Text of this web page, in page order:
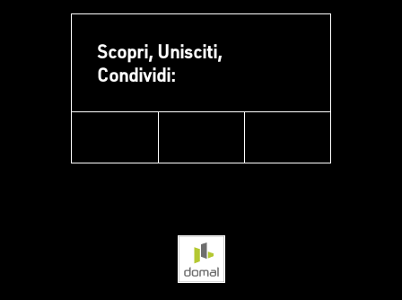
Scopri, Unisciti,
Condividi: